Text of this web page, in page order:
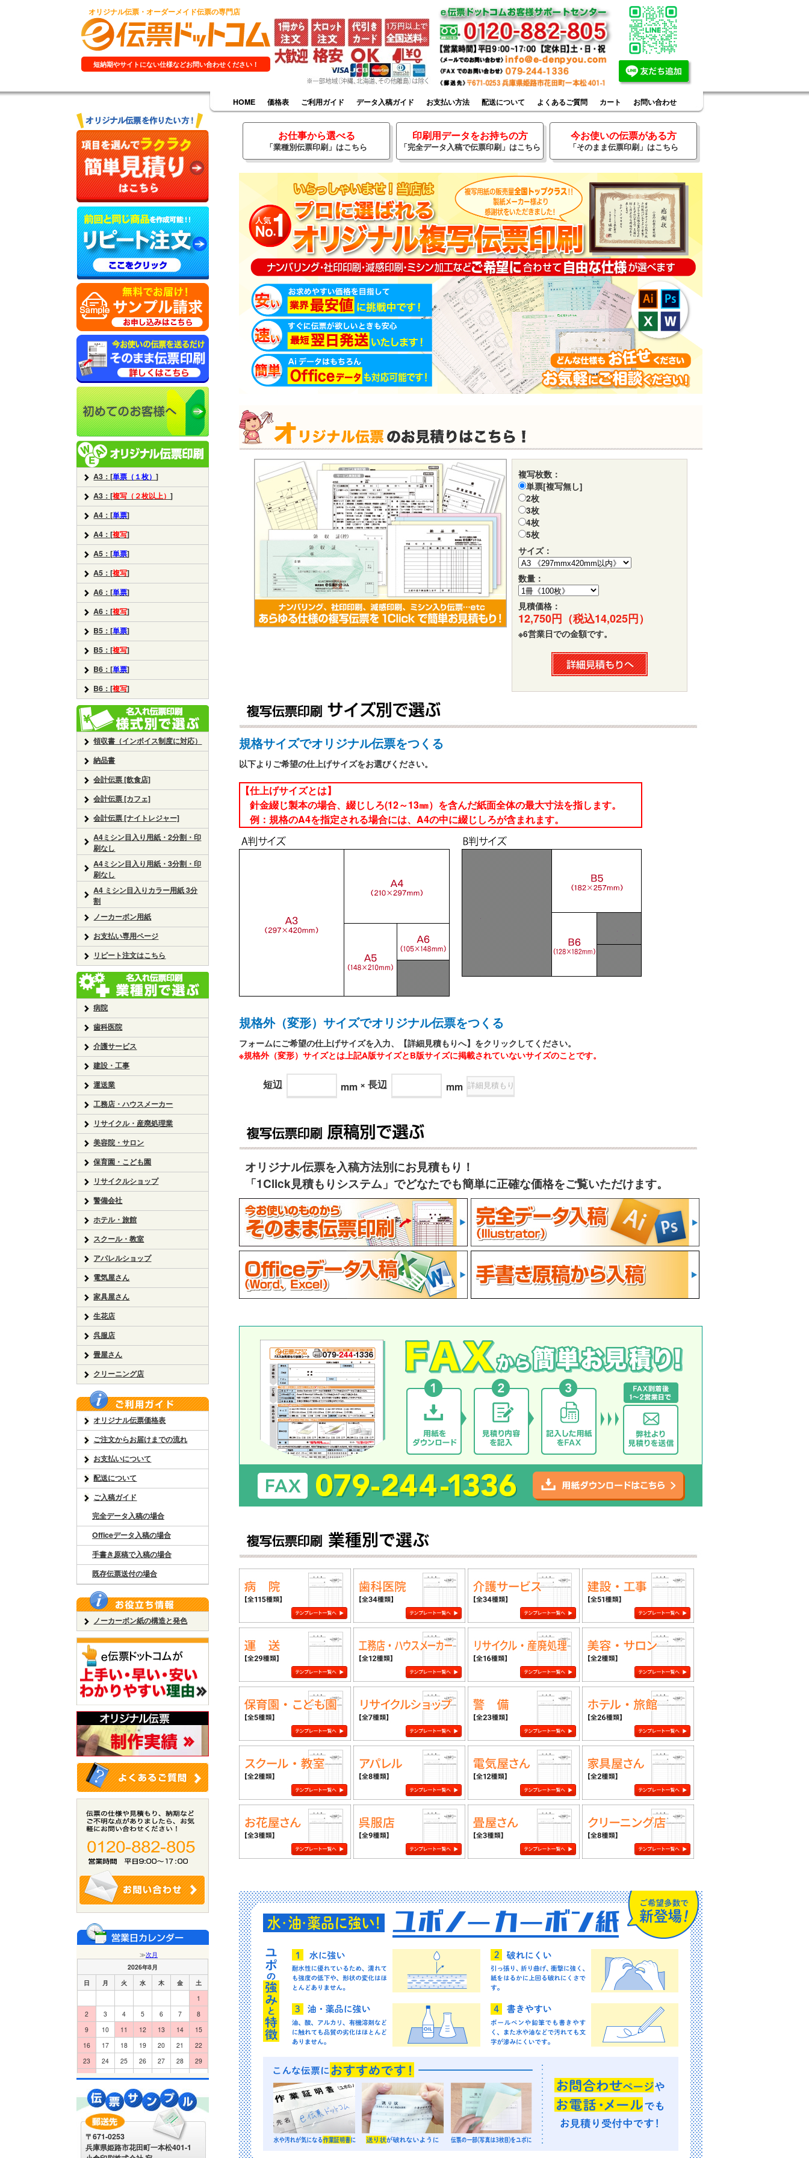
オリジナル伝票・オーダーメイド伝票の専門店
短納期やサイトにない仕様などお問い合わせください！
HOME 価格表 ご利用ガイド データ入稿ガイド お支払い方法 配送について よくあるご質問 カート お問い合わせ
お仕事から選べる
「業種別伝票印刷」はこちら
印刷用データをお持ちの方
「完全データ入稿で伝票印刷」はこちら
今お使いの伝票がある方
「そのまま伝票印刷」はこちら
複写枚数：
単票[複写無し]
2枚
3枚
4枚
5枚
サイズ：
数量：
見積価格：
12,750円（税込14,025円）
※6営業日での金額です。
規格サイズでオリジナル伝票をつくる
以下よりご希望の仕上げサイズをお選びください。
【仕上げサイズとは】
針金綴じ製本の場合、綴じしろ(12～13㎜）を含んだ紙面全体の最大寸法を指します。
例：規格のA4を指定される場合には、A4の中に綴じしろが含まれます。
規格外（変形）サイズでオリジナル伝票をつくる
フォームにご希望の仕上げサイズを入力、【詳細見積もりへ】をクリックしてください。
※規格外（変形）サイズとは上記A版サイズとB版サイズに掲載されていないサイズのことです。
短辺 mm ×長辺 mm
オリジナル伝票を入稿方法別にお見積もり！
「1Click見積もりシステム」でどなたでも簡単に正確な価格をご覧いただけます。
A3：[単票（１枚）]
A3：[複写（２枚以上）]
A4：[単票]
A4：[複写]
A5：[単票]
A5：[複写]
A6：[単票]
A6：[複写]
B5：[単票]
B5：[複写]
B6：[単票]
B6：[複写]
領収書（インボイス制度に対応）
納品書
会計伝票 [飲食店]
会計伝票 [カフェ]
会計伝票 [ナイトレジャー]
A4ミシン目入り用紙・2分割・印
刷なし
A4ミシン目入り用紙・3分割・印
刷なし
A4 ミシン目入りカラー用紙 3分
割
ノーカーボン用紙
お支払い専用ページ
リピート注文はこちら
病院
歯科医院
介護サービス
建設・工事
運送業
工務店・ハウスメーカー
リサイクル・産廃処理業
美容院・サロン
保育園・こども園
リサイクルショップ
警備会社
ホテル・旅館
スクール・教室
アパレルショップ
電気屋さん
家具屋さん
生花店
呉服店
畳屋さん
クリーニング店
オリジナル伝票価格表
ご注文からお届けまでの流れ
お支払いについて
配送について
ご入稿ガイド
完全データ入稿の場合
Officeデータ入稿の場合
手書き原稿で入稿の場合
既存伝票送付の場合
ノーカーボン紙の構造と発色
〒671-0253
兵庫県姫路市花田町一本松401-1